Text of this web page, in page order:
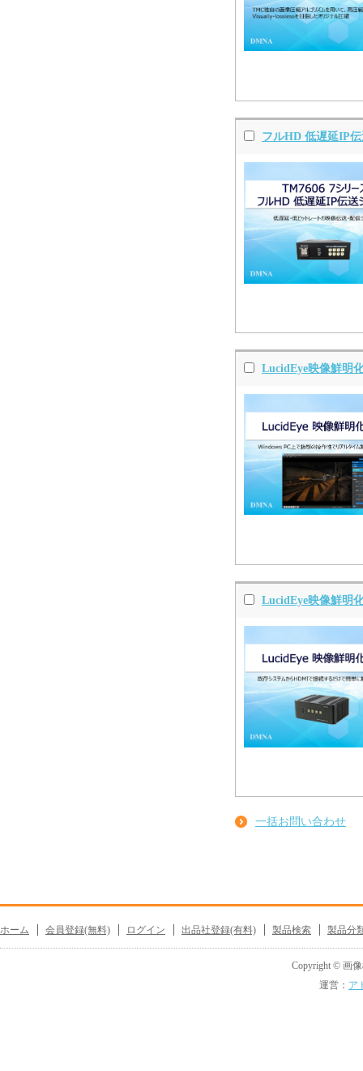
フルHD 低遅延IP
LucidEye映像鮮明
LucidEye映像鮮明
一括お問い合わせ
ホーム 会員登録(無料) ログイン 出品社登録(有料) 製品検索 製品分
Copyright © 画像
運営： ア